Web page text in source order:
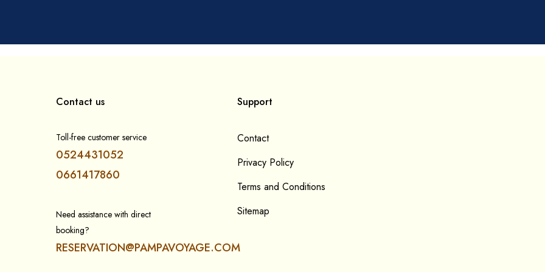
Contact us
Toll-free customer service
0524431052
0661417860
Need assistance with direct
booking?
RESERVATION@PAMPAVOYAGE.COM
Support
Contact
Privacy Policy
Terms and Conditions
Sitemap